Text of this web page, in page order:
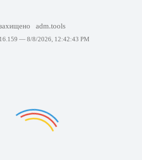
adm.tools
— 8/8/2026, 12:42:43 PM